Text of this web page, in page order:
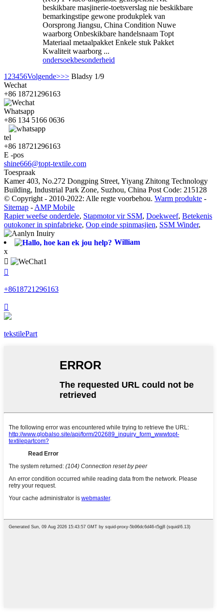
beskikbare masjinerie-toetsverslag nie beskikbare
bemarkingstipe gewone produkplek van
Oorsprong Jiangsu, China Condition Nuwe
waarborg Onbeskikbare handelsnaam Topt
Materiaal metaalpakket Enkele stuk Pakket
Kwaliteit waarborg ...
ondersoekbesonderheid
1 23456Volgende>>> Bladsy 1/9
Wechat
+86 18721296163
Whatsapp
+86 134 5166 0636
tel
+86 18721296163
E -pos
shine666@topt-textile.com
Toespraak
Kamer 403, No.272 Dongping Street, Yiyang Zhitong Technology
Building, Industrial Park Zone, Suzhou, China Post Code: 215128
© Copyright - 2010-2022: Alle regte voorbehou. Warm produkte -
Sitemap - AMP Mobile
Rapier weefse onderdele, Stapmotor vir SSM, Doekweef, Betekenis
outokoner in spinfabrieke, Oop einde spinmasjien, SSM Winder,
William
x


+8618721296163

tekstilePart